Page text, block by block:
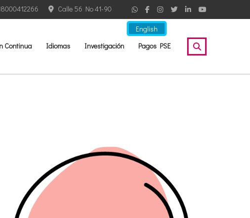
English
Calle 56 No 41-90
Continua Idiomas Investigación Pagos PSE